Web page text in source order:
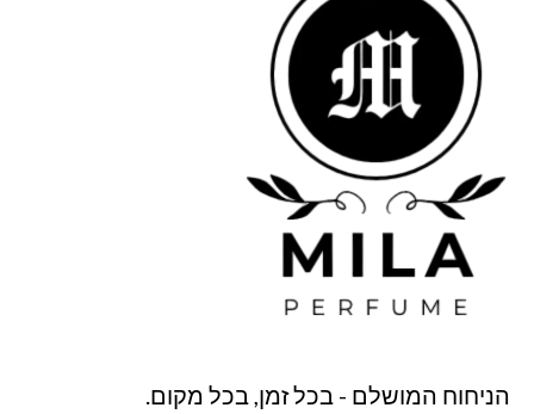
הניחוח המושלם - בכל זמן, בכל מקום.